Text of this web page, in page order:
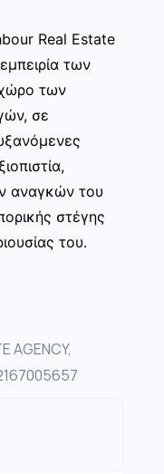
Real Estate
των
των
σε
αναγκών του
στέγης
του.
AGENCY,